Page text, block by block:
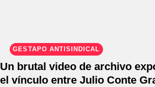
GESTAPO ANTISINDICAL
Un brutal video de archivo
el vínculo entre Julio Conte